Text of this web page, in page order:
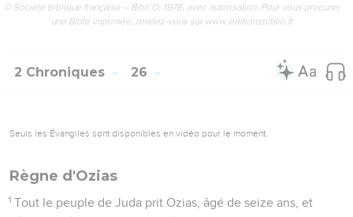
© Société biblique française – Bibli’O, 1978, avec autorisation. Pour vous procurer
une Bible imprimée, rendez-vous sur www.editionsbiblio.fr
2 Chroniques 26
Seuls les Évangiles sont disponibles en vidéo pour le moment.
Règne d'Ozias
1 Tout le peuple de Juda prit Ozias, âgé de seize ans, et